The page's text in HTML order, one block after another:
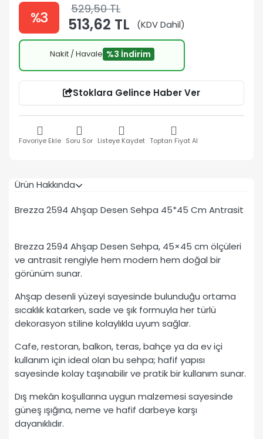
%3 529,50 TL
513,62 TL (KDV Dahil)
Nakit / Havale %3 İndirim
Stoklara Gelince Haber Ver
Favoriye Ekle Soru Sor Listeye Kaydet Toptan Fiyat Al
Ürün Hakkında
Brezza 2594 Ahşap Desen Sehpa 45*45 Cm Antrasit
Brezza 2594 Ahşap Desen Sehpa, 45×45 cm ölçüleri
ve antrasit rengiyle hem modern hem doğal bir
görünüm sunar.
Ahşap desenli yüzeyi sayesinde bulunduğu ortama
sıcaklık katarken, sade ve şık formuyla her türlü
dekorasyon stiline kolaylıkla uyum sağlar.
Cafe, restoran, balkon, teras, bahçe ya da ev içi
kullanım için ideal olan bu sehpa; hafif yapısı
sayesinde kolay taşınabilir ve pratik bir kullanım sunar.
Dış mekân koşullarına uygun malzemesi sayesinde
güneş ışığına, neme ve hafif darbeye karşı
dayanıklıdır.